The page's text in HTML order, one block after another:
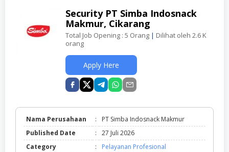
Security PT Simba Indosnack
Makmur, Cikarang
Total Job Opening : 5 Orang | Dilihat oleh 2.6 K
orang
Apply Here
Nama Perusahaan :
PT Simba Indosnack Makmur
Published Date
:
27 Juli 2026
Category
:
Pelayanan Profesional